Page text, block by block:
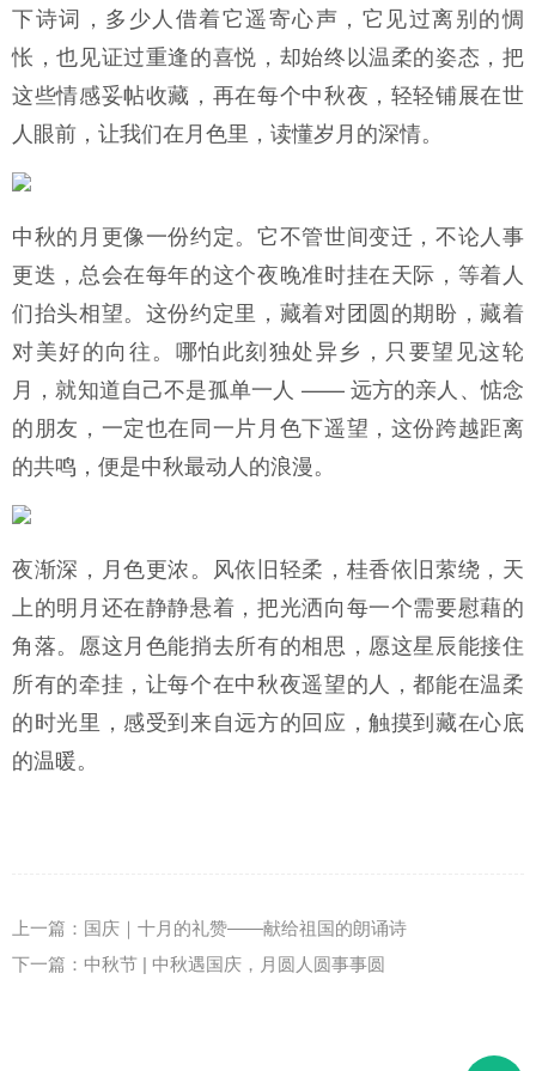
下诗词，多少人借着它遥寄心声，它见过离别的惆
怅，也见证过重逢的喜悦，却始终以温柔的姿态，把
这些情感妥帖收藏，再在每个中秋夜，轻轻铺展在世
人眼前，让我们在月色里，读懂岁月的深情。
中秋的月更像一份约定。它不管世间变迁，不论人事
更迭，总会在每年的这个夜晚准时挂在天际，等着人
们抬头相望。这份约定里，藏着对团圆的期盼，藏着
对美好的向往。哪怕此刻独处异乡，只要望见这轮
月，就知道自己不是孤单一人 —— 远方的亲人、惦念
的朋友，一定也在同一片月色下遥望，这份跨越距离
的共鸣，便是中秋最动人的浪漫。
夜渐深，月色更浓。风依旧轻柔，桂香依旧萦绕，天
上的明月还在静静悬着，把光洒向每一个需要慰藉的
角落。愿这月色能捎去所有的相思，愿这星辰能接住
所有的牵挂，让每个在中秋夜遥望的人，都能在温柔
的时光里，感受到来自远方的回应，触摸到藏在心底
的温暖。
上一篇： 国庆｜十月的礼赞——献给祖国的朗诵诗
下一篇： 中秋节 | 中秋遇国庆，月圆人圆事事圆